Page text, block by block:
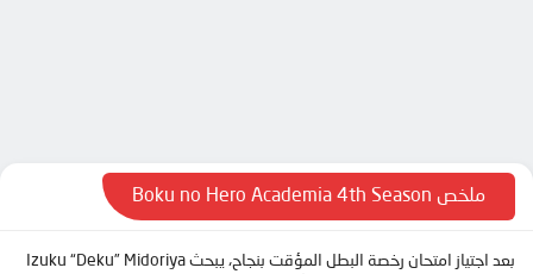
الحلقة 14
الحلقة 15
ملخص Boku no Hero Academia 4th Season
بعد اجتياز امتحان رخصة البطل المؤقت بنجاح، يبحث Izuku “Deku” Midoriya